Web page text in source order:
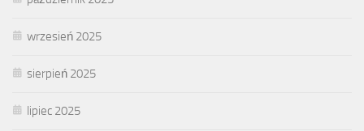
wrzesień 2025
sierpień 2025
lipiec 2025